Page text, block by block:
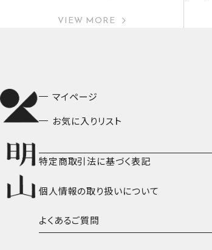
VIEW MORE
マイページ
お気に入りリスト
特定商取引法に基づく表記
個人情報の取り扱いについて
よくあるご質問